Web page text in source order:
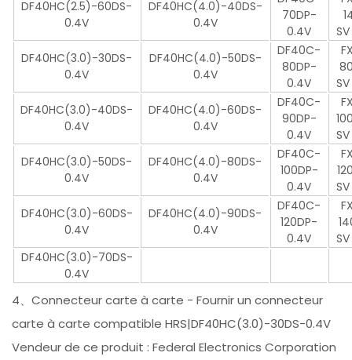
DF40HC(2.5)-60DS-
0.4V
DF40HC(4.0)-40DS-
0.4V
70DP-
0.4V
DF40HC(3.0)-30DS-
0.4V
DF40HC(4.0)-50DS-
0.4V
DF40C-
80DP-
0.4V
DF40HC(3.0)-40DS-
0.4V
DF40HC(4.0)-60DS-
0.4V
DF40C-
90DP-
0.4V
DF40HC(3.0)-50DS-
0.4V
DF40HC(4.0)-80DS-
0.4V
DF40C-
100DP-
0.4V
DF40HC(3.0)-60DS-
0.4V
DF40HC(4.0)-90DS-
0.4V
DF40C-
120DP-
0.4V
DF40HC(3.0)-70DS-
0.4V
4、Connecteur carte à carte - Fournir un connecteur
carte à carte compatible HRS|DF40HC(3.0)-30DS-0.4V
Vendeur de ce produit : Federal Electronics Corporation